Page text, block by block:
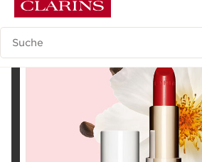
Legende suchen
Ausprobieren